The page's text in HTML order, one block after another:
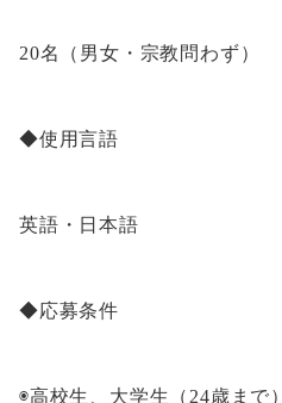
20名（男女・宗教問わず）
◆使用言語
英語・日本語
◆応募条件
◉高校生、大学生（24歳まで）